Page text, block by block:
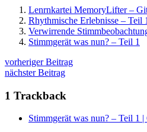
Lenrnkartei MemoryLifter –
Rhythmische Erlebnisse – Teil 1
Verwirrende
Stimmgerät was nun? – Teil 1
vorheriger Beitrag
nächster Beitrag
1 Trackback
Stimmgerät was nun? – Teil 1